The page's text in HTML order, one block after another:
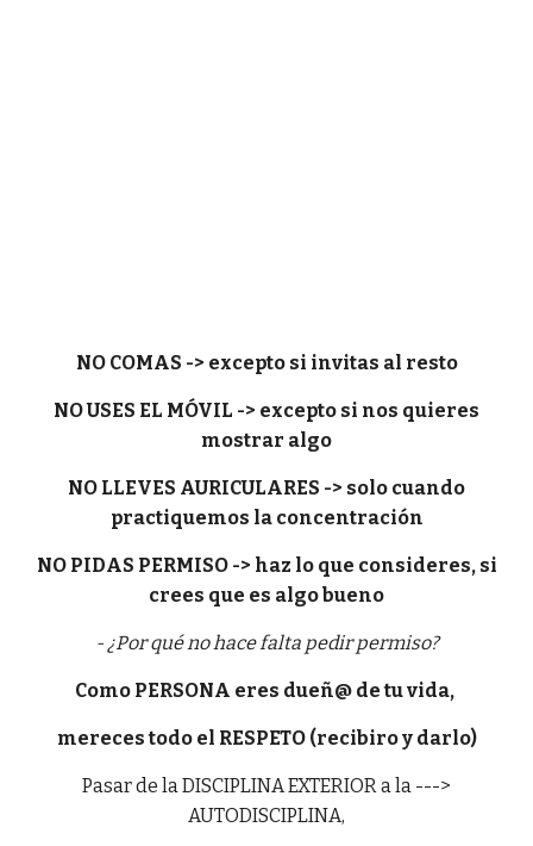
NO COMAS -> excepto si invitas al resto
NO USES EL MÓVIL -> excepto si nos quieres
mostrar algo
NO LLEVES AURICULARES -> solo cuando
practiquemos la concentración
NO PIDAS PERMISO -> haz lo que consideres, si
crees que es algo bueno
- ¿Por qué no hace falta pedir permiso?
Como PERSONA eres dueñ@ de tu vida,
mereces todo el RESPETO (recibiro y darlo)
Pasar de la DISCIPLINA EXTERIOR a la --->
AUTODISCIPLINA,